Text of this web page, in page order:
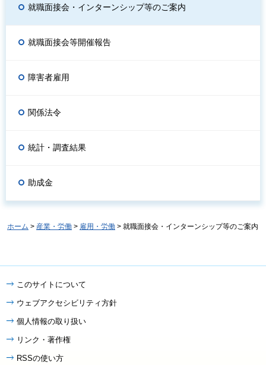
就職面接会・インターンシップ等のご案内
就職面接会等開催報告
障害者雇用
関係法令
統計・調査結果
助成金
ホーム > 産業・労働 > 雇用・労働 > 就職面接会・インターンシップ等のご案内
このサイトについて
ウェブアクセシビリティ方針
個人情報の取り扱い
リンク・著作権
RSSの使い方